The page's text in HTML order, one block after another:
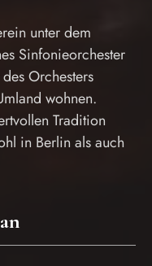
unter dem
Sinfonieorchester
Orchesters
wohnen.
Tradition
in Berlin als auch